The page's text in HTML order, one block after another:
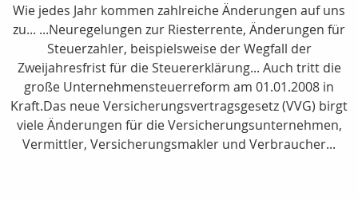
Wie jedes Jahr kommen zahlreiche Änderungen auf uns
zu... ...Neuregelungen zur Riesterrente, Änderungen für
Steuerzahler, beispielsweise der Wegfall der
Zweijahresfrist für die Steuererklärung... Auch tritt die
große Unternehmensteuerreform am 01.01.2008 in
Kraft.Das neue Versicherungsvertragsgesetz (VVG) birgt
viele Änderungen für die Versicherungsunternehmen,
Vermittler, Versicherungsmakler und Verbraucher...